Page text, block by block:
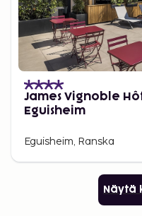
James Vignoble
Eguisheim
Eguisheim, Ranska
Näytä